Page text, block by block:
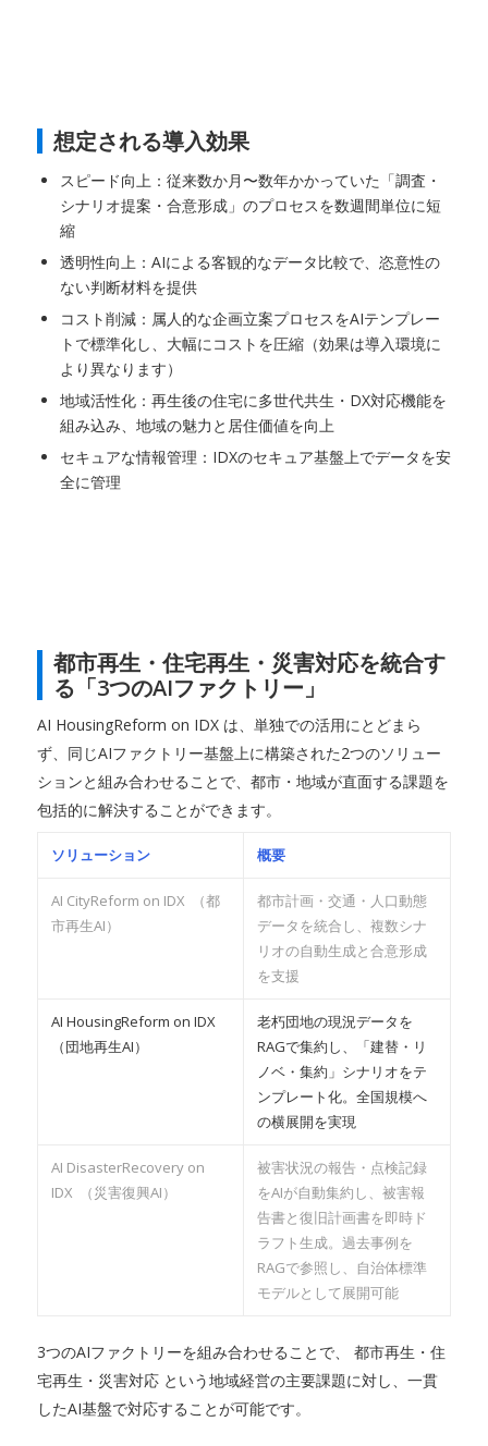
想定される導入効果
スピード向上：従来数か月〜数年かかっていた「調査・
シナリオ提案・合意形成」のプロセスを数週間単位に短
縮
透明性向上：AIによる客観的なデータ比較で、恣意性の
ない判断材料を提供
コスト削減：属人的な企画立案プロセスをAIテンプレー
トで標準化し、大幅にコストを圧縮（効果は導入環境に
より異なります）
地域活性化：再生後の住宅に多世代共生・DX対応機能を
組み込み、地域の魅力と居住価値を向上
セキュアな情報管理：IDXのセキュア基盤上でデータを安
全に管理
都市再生・住宅再生・災害対応を統合す
る「3つのAIファクトリー」
AI HousingReform on IDX は、単独での活用にとどまら
ず、同じAIファクトリー基盤上に構築された2つのソリュー
ションと組み合わせることで、都市・地域が直面する課題を
包括的に解決することができます。
ソリューション 概要
AI CityReform on IDX （都
市再生AI）
都市計画・交通・人口動態
データを統合し、複数シナ
リオの自動生成と合意形成
を支援
AI HousingReform on IDX
（団地再生AI）
老朽団地の現況データを
RAGで集約し、「建替・リ
ノベ・集約」シナリオをテ
ンプレート化。全国規模へ
の横展開を実現
AI DisasterRecovery on
IDX （災害復興AI）
被害状況の報告・点検記録
をAIが自動集約し、被害報
告書と復旧計画書を即時ド
ラフト生成。過去事例を
RAGで参照し、自治体標準
モデルとして展開可能
3つのAIファクトリーを組み合わせることで、 都市再生・住
宅再生・災害対応 という地域経営の主要課題に対し、一貫
したAI基盤で対応することが可能です。